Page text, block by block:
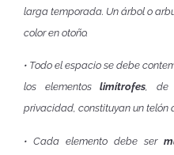
larga temporada. Un árbol o
color en otoño.
• Todo el espacio se debe
los elementos limítrofes, de
privacidad, constituyan un telón
• Cada elemento debe ser